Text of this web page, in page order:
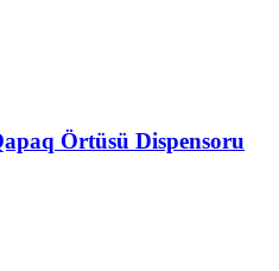
Örtüsü Dispensoru